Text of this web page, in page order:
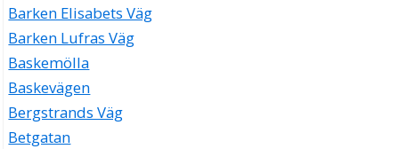
Barken Elisabets Väg
Barken Lufras Väg
Baskemölla
Baskevägen
Bergstrands Väg
Betgatan